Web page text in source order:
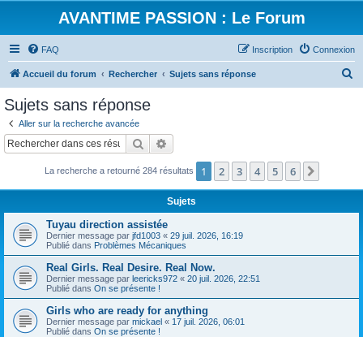
AVANTIME PASSION : Le Forum
FAQ Connexion
Inscription
Accueil du forum Rechercher Sujets sans réponse
c
Sujets sans réponse
Aller sur la recherche avancée
Rechercher
La recherche a retourné 284 résultats 1 2 3 4 5 6
Sujets
Tuyau direction assistée
Dernier message par jfd1003 « 29 juil. 2026, 16:19
Publié dans Problèmes Mécaniques
Real Girls. Real Desire. Real Now.
Dernier message par leericks972 « 20 juil. 2026, 22:51
Publié dans On se présente !
Girls who are ready for anything
Dernier message par mickael « 17 juil. 2026, 06:01
Publié dans On se présente !